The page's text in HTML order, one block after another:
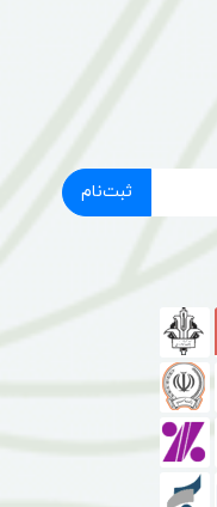
ثبت‌نام